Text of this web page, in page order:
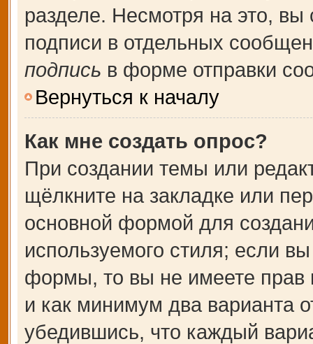
разделе. Несмотря на это,
подписи в отдельных
подпись в форме отправки
Вернуться к началу
Как мне создать опрос?
При создании темы или
щёлкните на закладке или
основной формой для
используемого стиля; если
формы, то вы не имеете прав
и как минимум два варианта
убедившись, что каждый